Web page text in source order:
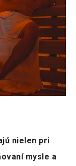
nielen pri
mysle a